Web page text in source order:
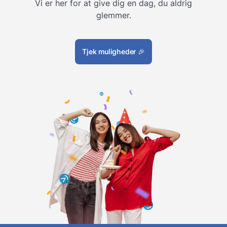
Vi er her for at give dig en dag, du aldrig
glemmer.
Tjek muligheder 🎉